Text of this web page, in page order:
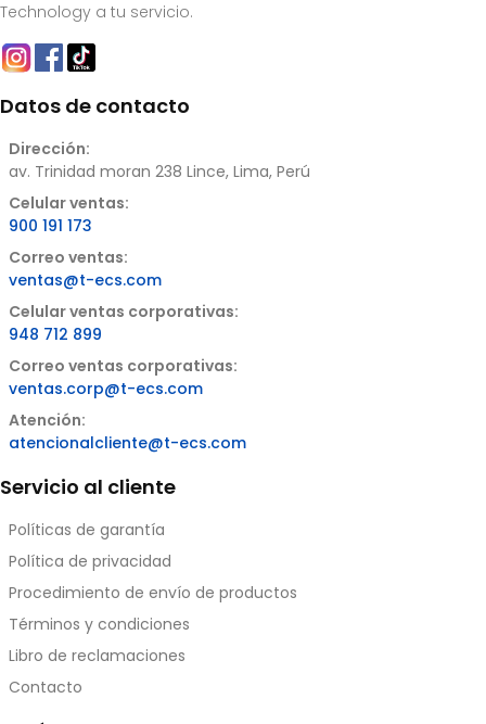
Technology a tu servicio.
Datos de contacto
Dirección:
av. Trinidad moran 238 Lince, Lima, Perú
Celular ventas:
900 191 173
Correo ventas:
ventas@t-ecs.com
Celular ventas corporativas:
948 712 899
Correo ventas corporativas:
ventas.corp@t-ecs.com
Atención:
atencionalcliente@t-ecs.com
Servicio al cliente
Políticas de garantía
Política de privacidad
Procedimiento de envío de productos
Términos y condiciones
Libro de reclamaciones
Contacto